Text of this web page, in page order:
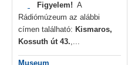
Figyelem! A
Rádiómúzeum az alábbi
címen található: Kismaros,
Kossuth út 43.,...
Museum